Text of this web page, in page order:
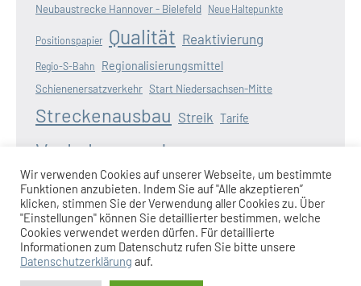
Neubaustrecke Hannover - Bielefeld Neue Haltepunkte
Positionspapier Qualität Reaktivierung
Regio-S-Bahn Regionalisierungsmittel
Schienenersatzverkehr Start Niedersachsen-Mitte
Streckenausbau Streik Tarife
Verkehrswende
Weserbahn Wunderline Zugangebot Zugausfälle
Wir verwenden Cookies auf unserer Webseite, um bestimmte
Funktionen anzubieten. Indem Sie auf "Alle akzeptieren”
klicken, stimmen Sie der Verwendung aller Cookies zu. Über
"Einstellungen" können Sie detaillierter bestimmen, welche
Cookies verwendet werden dürfen. Für detaillierte
Informationen zum Datenschutz rufen Sie bitte unsere
Datenschutzerklärung auf.